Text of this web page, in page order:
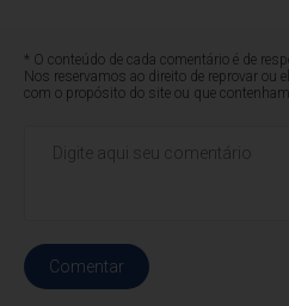
* O conteúdo de cada comentário é de
Nos reservamos ao direito de reprovar ou
com o propósito do site ou que
Comentar